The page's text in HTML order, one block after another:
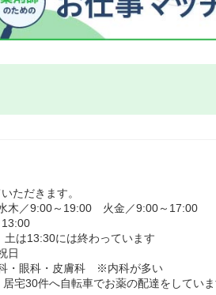
ただきます。
・・月水木／9:00～
は13:30には終わっています
日
・眼科・皮膚科 ※内科が多い
宅30件へ自転車でお薬の配達をしてい